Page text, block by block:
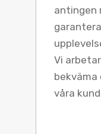
antingen
Vi
bekväma
våra